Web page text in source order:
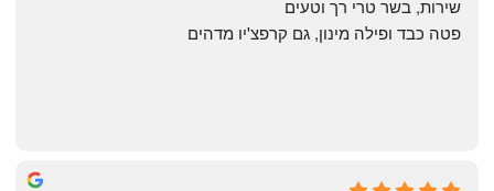
The Artechology
שירות, בשר טרי רך וטעים
פטה כבד ופילה מינון, גם קרפצ'יו מדהים